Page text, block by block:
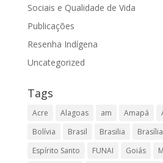
Sociais e Qualidade de Vida
Publicações
Resenha Indígena
Uncategorized
Tags
Acre Alagoas am Amapá
Bolívia
Brasil Brasilia Brasília
Espírito Santo
FUNAI Goiás